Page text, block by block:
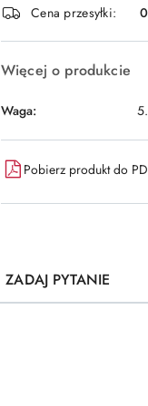
dostawa
Cena przesyłki:
0
Więcej o produkcie
Waga:
Pobierz produkt do
ZADAJ PYTANIE